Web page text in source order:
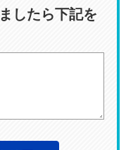
したら下記を